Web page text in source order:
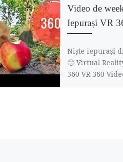
Video de
Iepurași VR
Niște iepurași
🙂 Virtual
360 VR 360